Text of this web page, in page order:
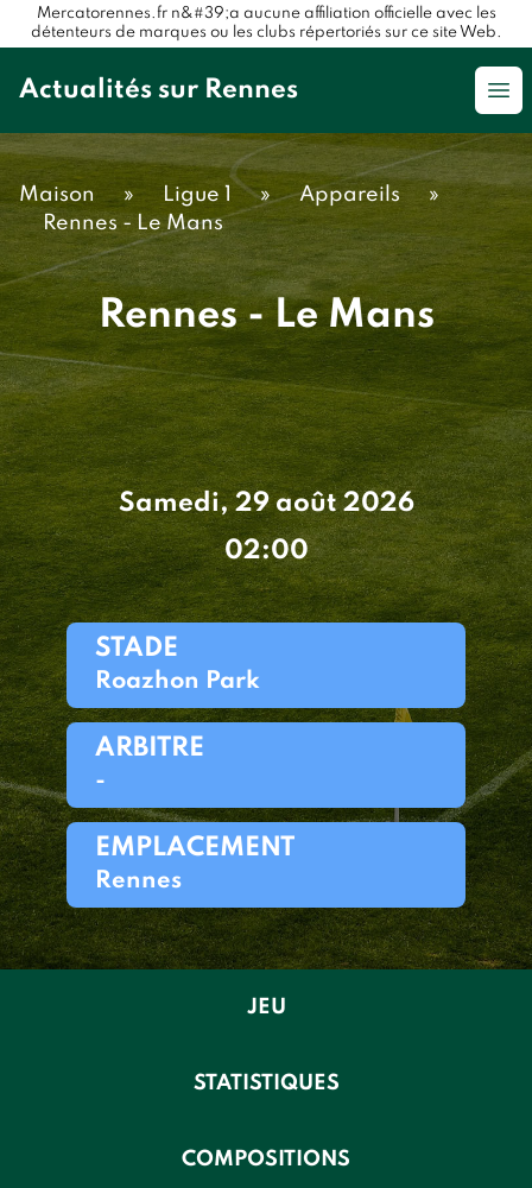
Mercatorennes.fr n&#39;a aucune affiliation officielle avec les
détenteurs de marques ou les clubs répertoriés sur ce site Web.
Actualités sur Rennes
Maison » Ligue 1 » Appareils
»
Rennes - Le Mans
Rennes - Le Mans
Samedi, 29 août 2026
02:00
STADE
Roazhon Park
ARBITRE
-
EMPLACEMENT
Rennes
JEU
STATISTIQUES
COMPOSITIONS